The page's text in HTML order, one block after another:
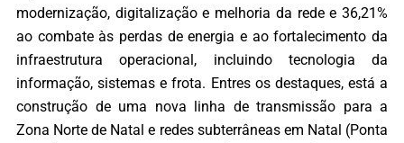
modernização, digitalização e melhoria da rede e 36,21%
ao combate às perdas de energia e ao fortalecimento da
infraestrutura operacional, incluindo tecnologia da
informação, sistemas e frota. Entres os destaques, está a
construção de uma nova linha de transmissão para a
Zona Norte de Natal e redes subterrâneas em Natal (Ponta